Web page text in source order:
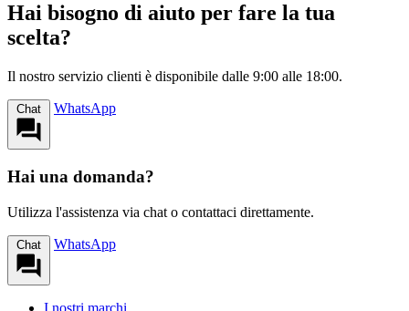
Hai bisogno di aiuto per fare la tua
scelta?
Il nostro servizio clienti è disponibile dalle 9:00 alle 18:00.
Chat WhatsApp
Hai una domanda?
Utilizza l'assistenza via chat o contattaci direttamente.
Chat WhatsApp
I nostri marchi